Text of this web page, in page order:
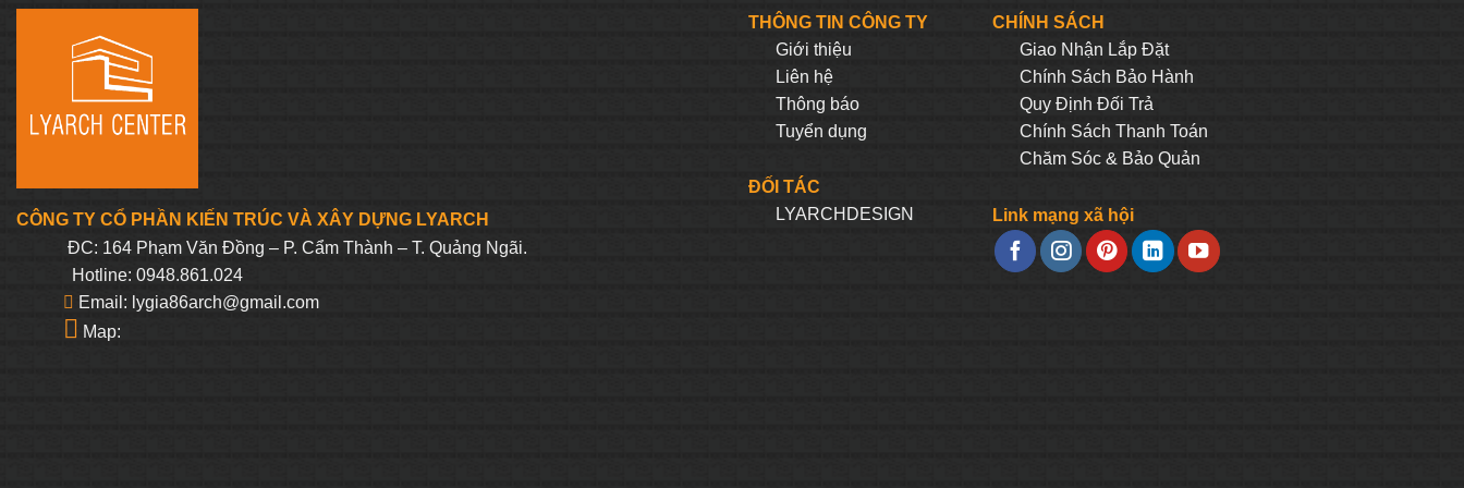
1.875.000₫.
937.000₫.
CÔNG TY CỔ PHẦN KIẾN TRÚC VÀ XÂY DỰNG LYARCH
ĐC: 164 Phạm Văn Đồng – P. Cẩm Thành – T. Quảng Ngãi.
Hotline: 0948.861.024
Email: lygia86arch@gmail.com
Map:
THÔNG TIN CÔNG TY
Giới thiệu
Liên hệ
Thông báo
Tuyển dụng
ĐỐI TÁC
LYARCHDESIGN
CHÍNH SÁCH
Giao Nhận Lắp Đặt
Chính Sách Bảo Hành
Quy Định Đối Trả
Chính Sách Thanh Toán
Chăm Sóc & Bảo Quản
Link mạng xã hội